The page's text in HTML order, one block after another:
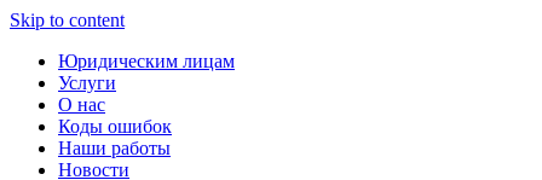
Skip to content
Юридическим лицам
Услуги
О нас
Коды ошибок
Наши работы
Новости